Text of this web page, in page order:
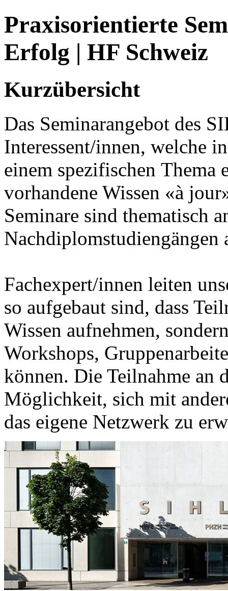
Praxisorientierte
Erfolg | HF Schweiz
Kurzübersicht
Das Seminarangebot des
Interessent/innen, welche
einem spezifischen Thema
vorhandene Wissen «à
Seminare sind thematisch
Nachdiplomstudiengängen
Fachexpert/innen leiten
so aufgebaut sind, dass
Wissen aufnehmen,
Workshops,
können. Die Teilnahme an
Möglichkeit, sich mit
das eigene Netzwerk zu